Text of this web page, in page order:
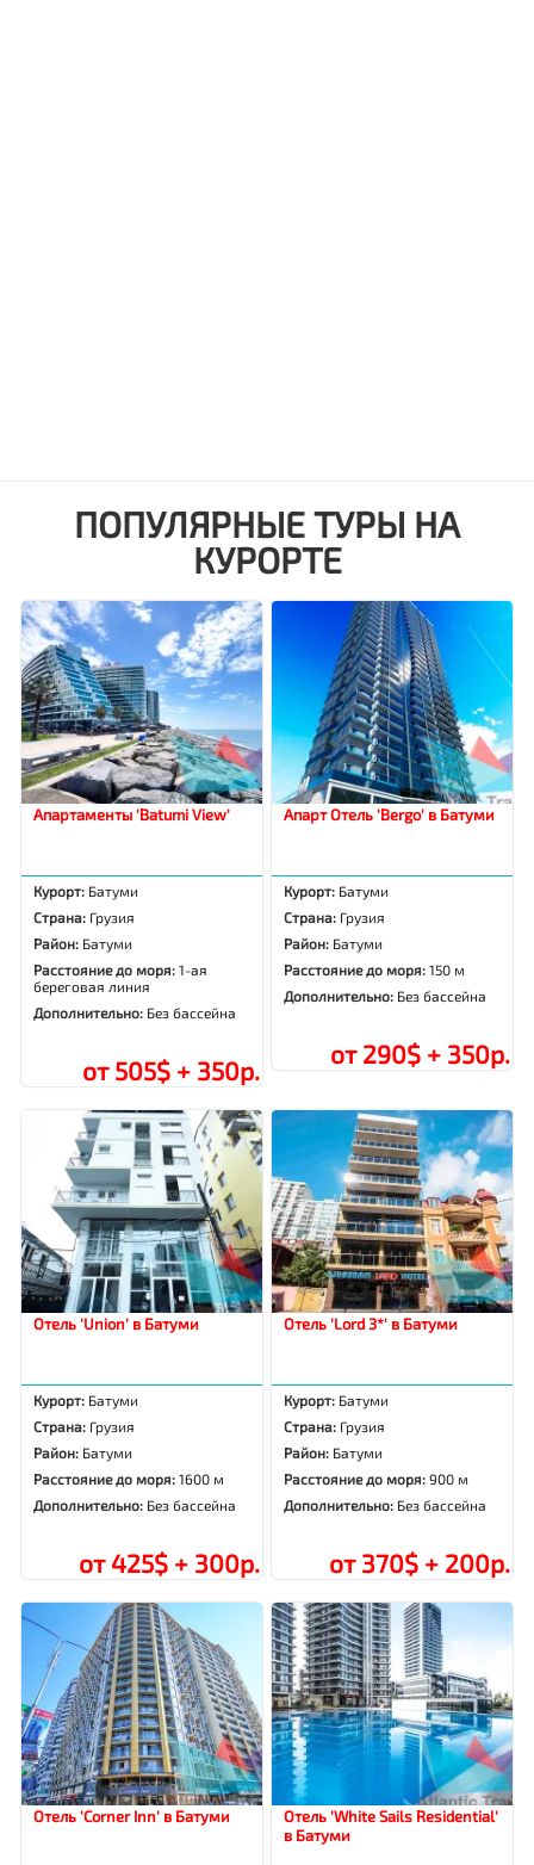
ПОПУЛЯРНЫЕ ТУРЫ НА
КУРОРТЕ
Апартаменты 'Batumi View'
Курорт: Батуми
Страна: Грузия
Район: Батуми
Расстояние до моря:1-ая
береговая линия
Дополнительно: Без бассейна
от 505$ + 350р.
Апарт Отель 'Bergo' в Батуми
Курорт: Батуми
Страна: Грузия
Район: Батуми
Расстояние до моря:150 м
Дополнительно: Без бассейна
от 290$ + 350р.
Отель 'Union' в Батуми
Курорт: Батуми
Страна: Грузия
Район: Батуми
Расстояние до моря:1600 м
Дополнительно: Без бассейна
от 425$ + 300р.
Отель 'Lord 3*' в Батуми
Курорт: Батуми
Страна: Грузия
Район: Батуми
Расстояние до моря:900 м
Дополнительно: Без бассейна
от 370$ + 200р.
Отель 'Corner Inn' в Батуми
Отель 'White Sails Residential'
в Батуми